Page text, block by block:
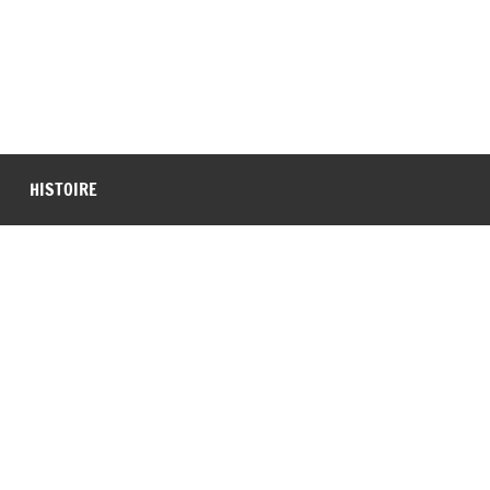
HISTOIRE